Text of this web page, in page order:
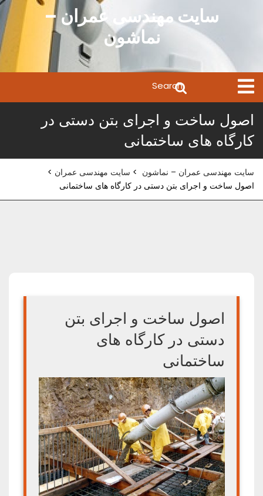
سایت مهندسی عمران –
نماشون
Open
Menu
for:
اصول ساخت و اجرای بتن دستی در
کارگاه های ساختمانی
سایت مهندسی عمران – نماشون > سایت مهندسی عمران >
اصول ساخت و اجرای بتن دستی در کارگاه های ساختمانی
اصول ساخت و اجرای بتن
دستی در کارگاه های
ساختمانی